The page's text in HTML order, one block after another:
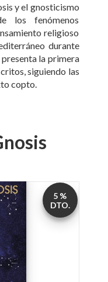
y el gnosticismo
los fenómenos
religioso
durante
presenta la primera
siguiendo las
copto.
5 %
DTO.